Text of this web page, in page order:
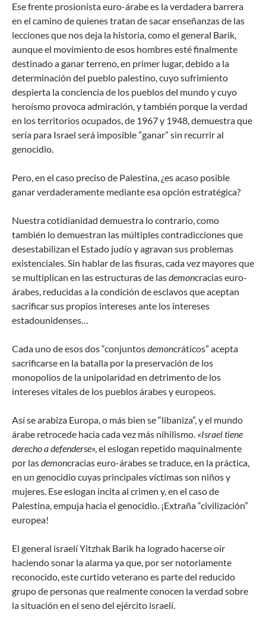
Ese frente prosionista euro-árabe es la verdadera barrera
en el camino de quienes tratan de sacar enseñanzas de las
lecciones que nos deja la historia, como el general Barik,
aunque el movimiento de esos hombres esté finalmente
destinado a ganar terreno, en primer lugar, debido a la
determinación del pueblo palestino, cuyo sufrimiento
despierta la conciencia de los pueblos del mundo y cuyo
heroísmo provoca admiración, y también porque la verdad
en los territorios ocupados, de 1967 y 1948, demuestra que
sería para Israel será imposible ”ganar” sin recurrir al
genocidio.
Pero, en el caso preciso de Palestina, ¿es acaso posible
ganar verdaderamente mediante esa opción estratégica?
Nuestra cotidianidad demuestra lo contrario, como
también lo demuestran las múltiples contradicciones que
desestabilizan el Estado judío y agravan sus problemas
existenciales. Sin hablar de las fisuras, cada vez mayores que
se multiplican en las estructuras de lasdemoncracias euro-
árabes, reducidas a la condición de esclavos que aceptan
sacrificar sus propios intereses ante los intereses
estadounidenses…
Cada uno de esos dos “conjuntosdemoncráticos” acepta
sacrificarse en la batalla por la preservación de los
monopolios de la unipolaridad en detrimento de los
intereses vitales de los pueblos árabes y europeos.
Así se arabiza Europa, o más bien se “libaniza”, y el mundo
árabe retrocede hacia cada vez más nihilismo. «Israel tiene
derecho a defenderse», el eslogan repetido maquinalmente
por lasdemoncracias euro-árabes se traduce, en la práctica,
en un genocidio cuyas principales víctimas son niños y
mujeres. Ese eslogan incita al crimen y, en el caso de
Palestina, empuja hacia el genocidio. ¡Extraña “civilización”
europea!
El general israelí Yitzhak Barik ha logrado hacerse oír
haciendo sonar la alarma ya que, por ser notoriamente
reconocido, este curtido veterano es parte del reducido
grupo de personas que realmente conocen la verdad sobre
la situación en el seno del ejército israelí.